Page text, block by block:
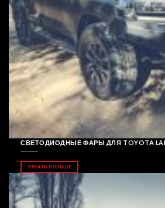
СВЕТОДИОДНЫЕ ФАРЫ ДЛЯ TOYOTA
УЗНАТЬ БОЛЬШЕ